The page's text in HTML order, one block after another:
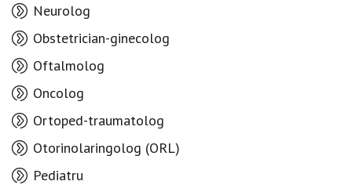
Neurolog
Obstetrician-ginecolog
Oftalmolog
Oncolog
Ortoped-traumatolog
Otorinolaringolog (ORL)
Pediatru